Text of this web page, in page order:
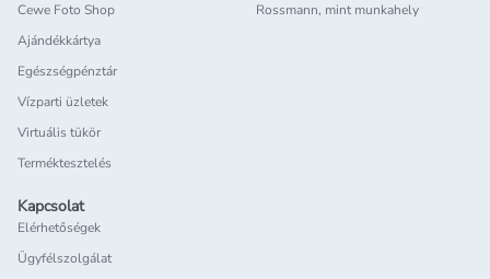
Cewe Foto Shop
Ajándékkártya
Egészségpénztár
Vízparti üzletek
Virtuális tükör
Terméktesztelés
Rossmann, mint munkahely
Kapcsolat
Elérhetőségek
Ügyfélszolgálat